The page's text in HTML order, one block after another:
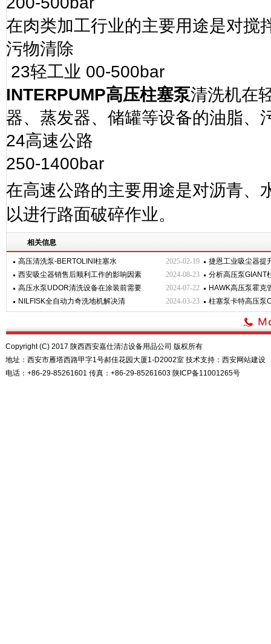
在肉类加工行业的主要用途是对搅
污物清除
23轻工业 00-500bar
INTERPUMP高压柱塞泵清洗机在
器、蒸发器、储罐等设备的油脂、
24高速公路
250-1400bar
在高速公路的主要用途是对沥青、
以进行路面破碎作业。
相关信息
2025-02-19
高压清洗泵-BERTOLINI柱塞水
捷恩工业吸尘器提
2024-08-23
西安吸尘器销售后顺利工作的影响因素
分析高压泵GIANT
2024-07-22
高压水泵UDOR清洗设备在涂装前需要
HAWK高压泵霍克
2024-03-23
NILFISK全自动力奇洗地机解决清 柱塞泵卡特高压泵
Copyright (C) 2017 陕西西安嘉仕清洁设备用品公司 版权所有
地址：西安市雁塔西路甲字1号郝佳花园大厦1-D2002室 技术支持： 西安网站建设
电话：+86-29-85261601 传真：+86-29-85261603 陕ICP备11001265号